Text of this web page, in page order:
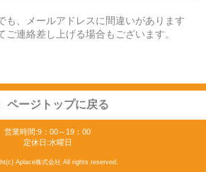
も、メールアドレスに間違いがあります
ご連絡差し上げる場合もございます。
ページトップに戻る
営業時間:9：00～19：00
定休日:水曜日
Aplace株式会社 All rights reserved.